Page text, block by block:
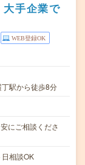
手企業で
WEB登録OK
駅から徒歩8分
にご相談くださ
相談OK